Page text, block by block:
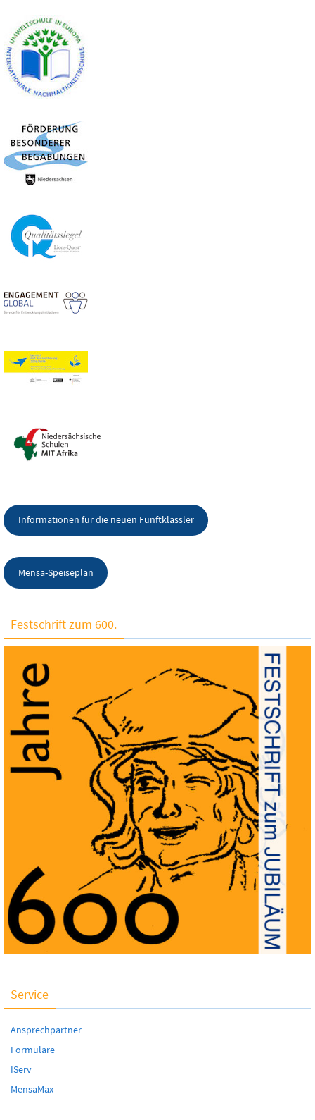
Informationen für die neuen Fünftklässler
Mensa-Speiseplan
Festschrift zum 600.
Service
Ansprechpartner
Formulare
IServ
MensaMax